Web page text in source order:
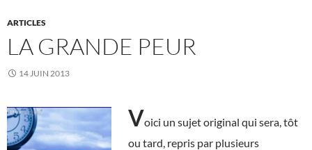
ARTICLES
LA GRANDE PEUR
14 JUIN 2013
Voici un sujet original qui sera, tôt
ou tard, repris par plusieurs